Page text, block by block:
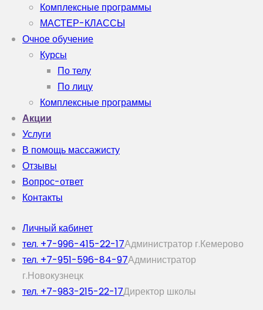
Комплексные программы
МАСТЕР-КЛАССЫ
Очное обучение
Курсы
По телу
По лицу
Комплексные программы
Акции
Услуги
В помощь массажисту
Отзывы
Вопрос-ответ
Контакты
Личный кабинет
тел. +7-996-415-22-17Администратор г.Кемерово
тел. +7-951-596-84-97Администратор
г.Новокузнецк
тел. +7-983-215-22-17Директор школы